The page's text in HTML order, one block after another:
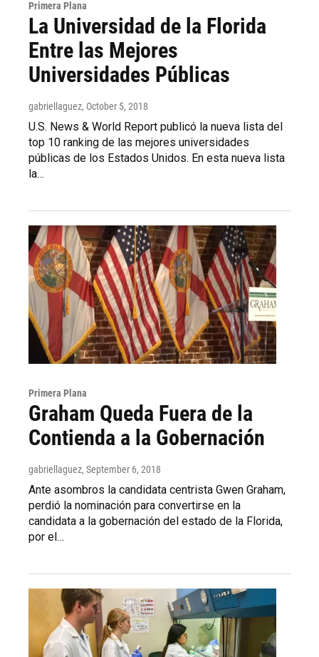
Primera Plana
La Universidad de la Florida
Entre las Mejores
Universidades Públicas
gabriellaguez, October 5, 2018
U.S. News & World Report publicó la nueva lista del
top 10 ranking de las mejores universidades
públicas de los Estados Unidos. En esta nueva lista
la…
Primera Plana
Graham Queda Fuera de la
Contienda a la Gobernación
gabriellaguez, September 6, 2018
Ante asombros la candidata centrista Gwen Graham,
perdió la nominación para convertirse en la
candidata a la gobernación del estado de la Florida,
por el…